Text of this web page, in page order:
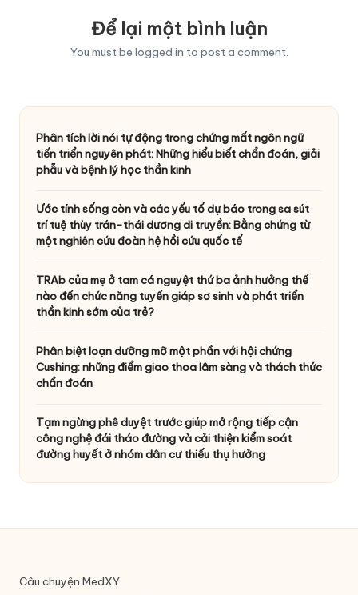
Để lại một bình luận
You must be logged in to post a comment.
Phân tích lời nói tự động trong chứng mất ngôn ngữ
tiến triển nguyên phát: Những hiểu biết chẩn đoán, giải
phẫu và bệnh lý học thần kinh
Ước tính sống còn và các yếu tố dự báo trong sa sút
trí tuệ thùy trán-thái dương di truyền: Bằng chứng từ
một nghiên cứu đoàn hệ hồi cứu quốc tế
TRAb của mẹ ở tam cá nguyệt thứ ba ảnh hưởng thế
nào đến chức năng tuyến giáp sơ sinh và phát triển
thần kinh sớm của trẻ?
Phân biệt loạn dưỡng mỡ một phần với hội chứng
Cushing: những điểm giao thoa lâm sàng và thách thức
chẩn đoán
Tạm ngừng phê duyệt trước giúp mở rộng tiếp cận
công nghệ đái tháo đường và cải thiện kiểm soát
đường huyết ở nhóm dân cư thiếu thụ hưởng
Câu chuyện MedXY